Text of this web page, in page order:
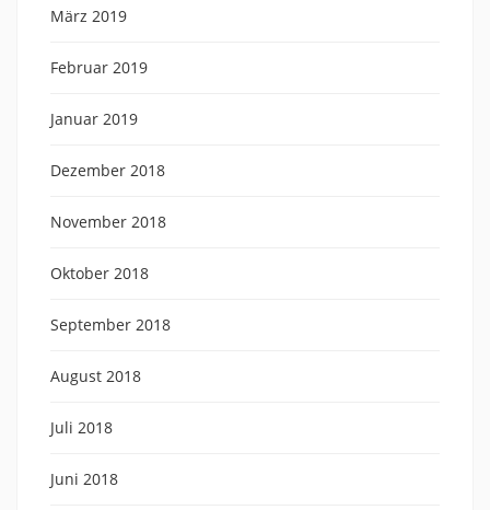
März 2019
Februar 2019
Januar 2019
Dezember 2018
November 2018
Oktober 2018
September 2018
August 2018
Juli 2018
Juni 2018